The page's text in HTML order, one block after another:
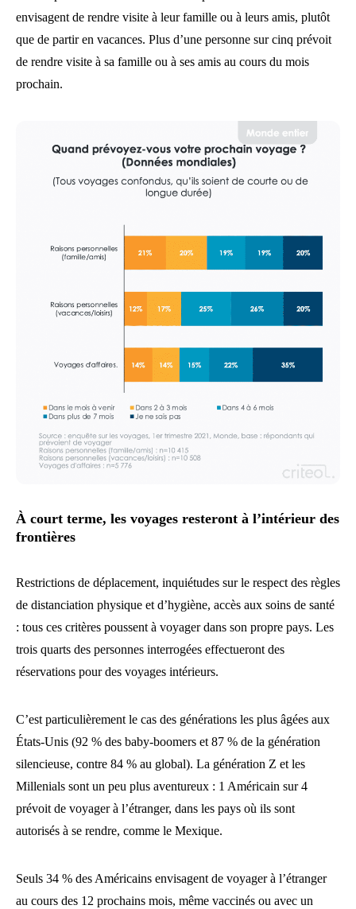
envisagent de rendre visite à leur famille ou à leurs amis, plutôt
que de partir en vacances. Plus d’une personne sur cinq prévoit
de rendre visite à sa famille ou à ses amis au cours du mois
prochain.
À court terme, les voyages resteront à l’intérieur des
frontières
Restrictions de déplacement, inquiétudes sur le respect des règles
de distanciation physique et d’hygiène, accès aux soins de santé
: tous ces critères poussent à voyager dans son propre pays. Les
trois quarts des personnes interrogées effectueront des
réservations pour des voyages intérieurs.
C’est particulièrement le cas des générations les plus âgées aux
États-Unis (92 % des baby-boomers et 87 % de la génération
silencieuse, contre 84 % au global). La génération Z et les
Millenials sont un peu plus aventureux : 1 Américain sur 4
prévoit de voyager à l’étranger, dans les pays où ils sont
autorisés à se rendre, comme le Mexique.
Seuls 34 % des Américains envisagent de voyager à l’étranger
au cours des 12 prochains mois, même vaccinés ou avec un